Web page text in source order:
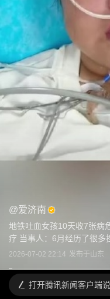
@爱济南
地铁吐血女孩10天收7张病
疗 当事人：6月经历了很多
2026-07-02 22:14 发布于 山东
打开腾讯新闻客户端